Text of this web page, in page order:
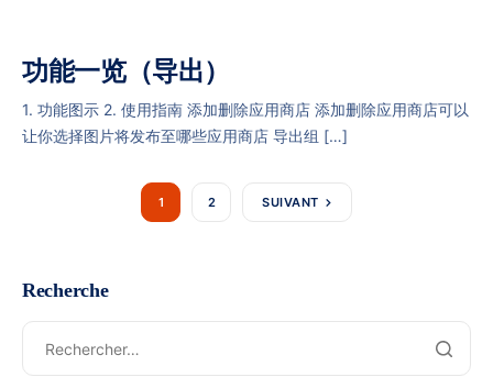
功能一览（导出）
1. 功能图示 2. 使用指南 添加删除应用商店 添加删除应用商店可以
让你选择图片将发布至哪些应用商店 导出组 […]
1 2 SUIVANT
Recherche